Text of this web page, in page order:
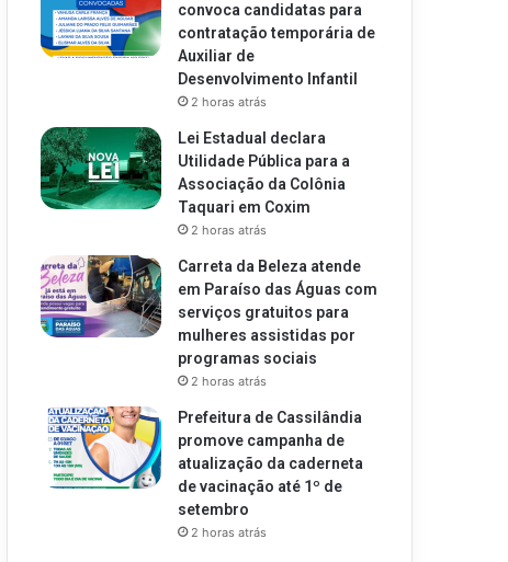
convoca candidatas para
contratação temporária de
Auxiliar de
Desenvolvimento Infantil
2 horas atrás
Lei Estadual declara
Utilidade Pública para a
Associação da Colônia
Taquari em Coxim
2 horas atrás
Carreta da Beleza atende
em Paraíso das Águas com
serviços gratuitos para
mulheres assistidas por
programas sociais
2 horas atrás
Prefeitura de Cassilândia
promove campanha de
atualização da caderneta
de vacinação até 1º de
setembro
2 horas atrás